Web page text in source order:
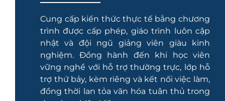
Cung cấp kiến thức thực tế bằng chương
trình được cấp phép, giáo trình luôn cập
nhật và đội ngũ giảng viên giàu kinh
nghiệm. Đồng hành đến khi học viên
vững nghề với hỗ trợ thường trực, lớp hỗ
trợ thứ bảy, kèm riêng và kết nối việc làm,
đồng thời lan tỏa văn hóa tuân thủ trong